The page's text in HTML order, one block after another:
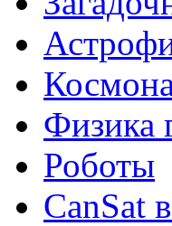
Физика
Роботы
CanSat